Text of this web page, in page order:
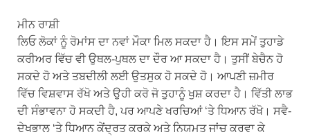
ਮੀਨ ਰਾਸ਼ੀ
ਲਿਓ ਲੋਕਾਂ ਨੂੰ ਰੋਮਾਂਸ ਦਾ ਨਵਾਂ ਮੌਕਾ ਮਿਲ ਸਕਦਾ ਹੈ। ਇਸ ਸਮੇਂ ਤੁਹਾਡੇ
ਕਰੀਅਰ ਵਿੱਚ ਵੀ ਉਥਲ-ਪੁਥਲ ਦਾ ਦੌਰ ਆ ਸਕਦਾ ਹੈ। ਤੁਸੀਂ ਬੇਚੈਨ ਹੋ
ਸਕਦੇ ਹੋ ਅਤੇ ਤਬਦੀਲੀ ਲਈ ਉਤਸੁਕ ਹੋ ਸਕਦੇ ਹੋ। ਆਪਣੀ ਜ਼ਮੀਰ
ਵਿੱਚ ਵਿਸ਼ਵਾਸ ਰੱਖੋ ਅਤੇ ਉਹੀ ਕਰੋ ਜੋ ਤੁਹਾਨੂੰ ਖੁਸ਼ ਕਰਦਾ ਹੈ। ਵਿੱਤੀ ਲਾਭ
ਦੀ ਸੰਭਾਵਨਾ ਹੋ ਸਕਦੀ ਹੈ, ਪਰ ਆਪਣੇ ਖਰਚਿਆਂ ‘ਤੇ ਧਿਆਨ ਰੱਖੋ। ਸਵੈ-
ਦੇਖਭਾਲ ‘ਤੇ ਧਿਆਨ ਕੇਂਦ੍ਰਤ ਕਰਕੇ ਅਤੇ ਨਿਯਮਤ ਜਾਂਚ ਕਰਵਾ ਕੇ